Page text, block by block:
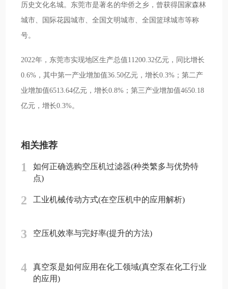
历史文化名城。东莞市是著名的华侨之乡，曾获得国家森林
城市、国际花园城市、全国文明城市、全国篮球城市等称
号。
2022年，东莞市实现地区生产总值11200.32亿元，同比增长
0.6%，其中第一产业增加值36.50亿元，增长0.3%；第二产
业增加值6513.64亿元，增长0.8%；第三产业增加值4650.18
亿元，增长0.3%。
相关推荐
1
如何正确选购空压机过滤器(种类繁多与优势特
点)
2 工业机械传动方式(在空压机中的应用解析)
3 空压机效率与完好率(提升的方法)
4
真空泵是如何应用在化工领域(真空泵在化工行业
的应用)